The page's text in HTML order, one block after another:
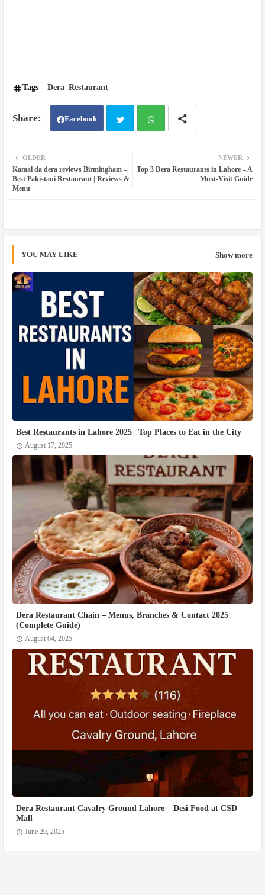
Tags Dera_Restaurant
Facebook
ter atsa
NEWER
Top 3 Dera Restaurants in Lahore – A
Must-Visit Guide
OLDER
Kamal da dera reviews Birmingham –
Best Pakistani Restaurant | Reviews &
Menu
YOU MAY LIKE Show more
Best Restaurants in Lahore 2025 | Top Places to Eat in the City
August 17, 2025
Dera Restaurant Chain – Menus, Branches & Contact 2025
(Complete Guide)
August 04, 2025
Dera Restaurant Cavalry Ground Lahore – Desi Food at CSD
Mall
June 20, 2025